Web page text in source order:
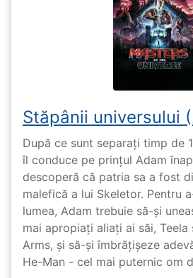
Stăpânii universului
După ce sunt separați timp de
îl conduce pe prințul Adam
descoperă că patria sa a fost
malefică a lui Skeletor. Pentru
lumea, Adam trebuie să-și
mai apropiați aliați ai săi,
Arms, și să-și îmbrățișeze
He-Man - cel mai puternic om